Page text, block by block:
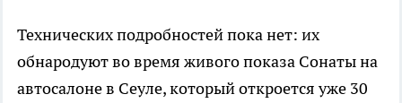
Технических подробностей пока нет: их
обнародуют во время живого показа Сонаты на
автосалоне в Сеуле, который откроется уже 30